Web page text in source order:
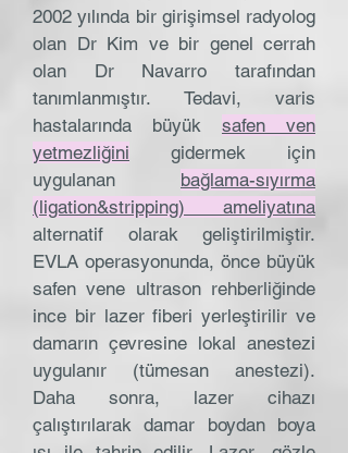
2002 yılında bir girişimsel radyolog
olan Dr Kim ve bir genel cerrah
olan Dr Navarro tarafından
tanımlanmıştır. Tedavi, varis
hastalarında büyük safen ven
yetmezliğini gidermek için
uygulanan bağlama-sıyırma
(ligation&stripping) ameliyatına
alternatif olarak geliştirilmiştir.
EVLA operasyonunda, önce büyük
safen vene ultrason rehberliğinde
ince bir lazer fiberi yerleştirilir ve
damarın çevresine lokal anestezi
uygulanır (tümesan anestezi).
Daha sonra, lazer cihazı
çalıştırılarak damar boydan boya